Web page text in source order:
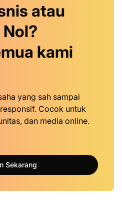
atau
kami
yang sah sampai
Cocok untuk
dan media online.
Sekarang